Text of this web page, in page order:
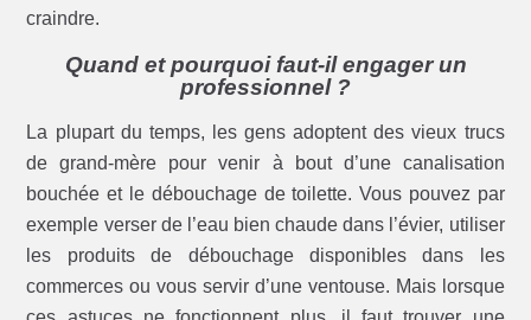
craindre.
Quand et pourquoi faut-il engager un
professionnel ?
La plupart du temps, les gens adoptent des vieux trucs
de grand-mère pour venir à bout d’une canalisation
bouchée et le débouchage de toilette. Vous pouvez par
exemple verser de l’eau bien chaude dans l’évier, utiliser
les produits de débouchage disponibles dans les
commerces ou vous servir d’une ventouse. Mais lorsque